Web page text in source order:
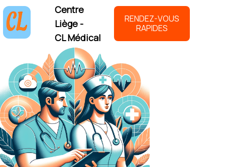
Centre
Liège -
CL Médical
RENDEZ-VOUS
RAPIDES